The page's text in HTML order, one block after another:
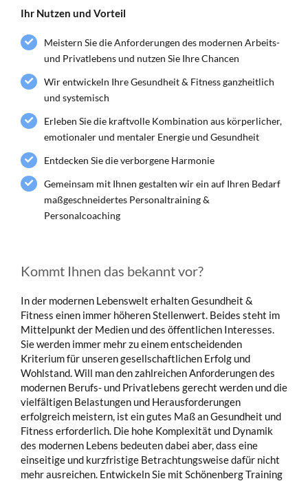
Ihr Nutzen und Vorteil
Meistern Sie die Anforderungen des modernen Arbeits-
und Privatlebens und nutzen Sie Ihre Chancen
Wir entwickeln Ihre Gesundheit & Fitness ganzheitlich
und systemisch
Erleben Sie die kraftvolle Kombination aus körperlicher,
emotionaler und mentaler Energie und Gesundheit
Entdecken Sie die verborgene Harmonie
Gemeinsam mit Ihnen gestalten wir ein auf Ihren Bedarf
maßgeschneidertes Personaltraining &
Personalcoaching
Kommt Ihnen das bekannt vor?
In der modernen Lebenswelt erhalten Gesundheit &
Fitness einen immer höheren Stellenwert. Beides steht im
Mittelpunkt der Medien und des öffentlichen Interesses.
Sie werden immer mehr zu einem entscheidenden
Kriterium für unseren gesellschaftlichen Erfolg und
Wohlstand. Will man den zahlreichen Anforderungen des
modernen Berufs- und Privatlebens gerecht werden und die
vielfältigen Belastungen und Herausforderungen
erfolgreich meistern, ist ein gutes Maß an Gesundheit und
Fitness erforderlich. Die hohe Komplexität und Dynamik
des modernen Lebens bedeuten dabei aber, dass eine
einseitige und kurzfristige Betrachtungsweise dafür nicht
mehr ausreichen. Entwickeln Sie mit Schönenberg Training